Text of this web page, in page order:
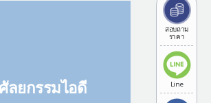
สอบถาม
ราคา
Line
ลยกรรมไอดี